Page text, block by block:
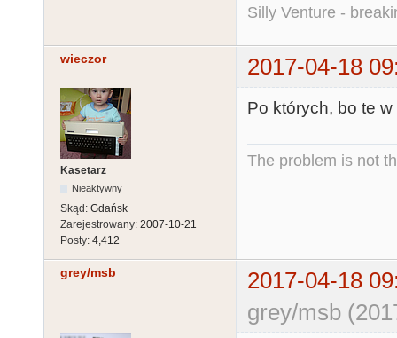
Silly Venture -
wieczor 2017-04-18
Kasetarz
Nieaktywny
Skąd: Gdańsk
Zarejestrowany: 2007-10-21
Posty: 4,412
Po których, bo te
The problem is not
grey/msb
2017-04-18
grey/msb